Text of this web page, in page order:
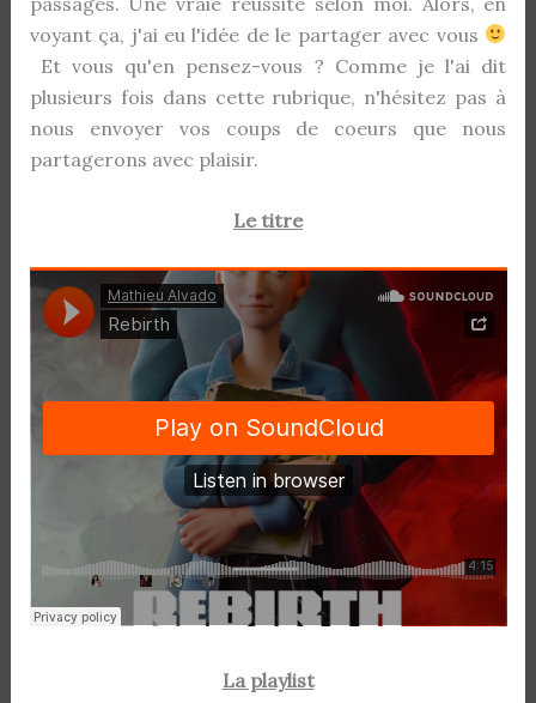
voyant ça, j'ai eu l'idée de le partager avec vous
Et vous qu'en pensez-vous ? Comme je l'ai dit
plusieurs fois dans cette rubrique, n'hésitez pas à
nous envoyer vos coups de coeurs que nous
partagerons avec plaisir.
Le titre
La playlist